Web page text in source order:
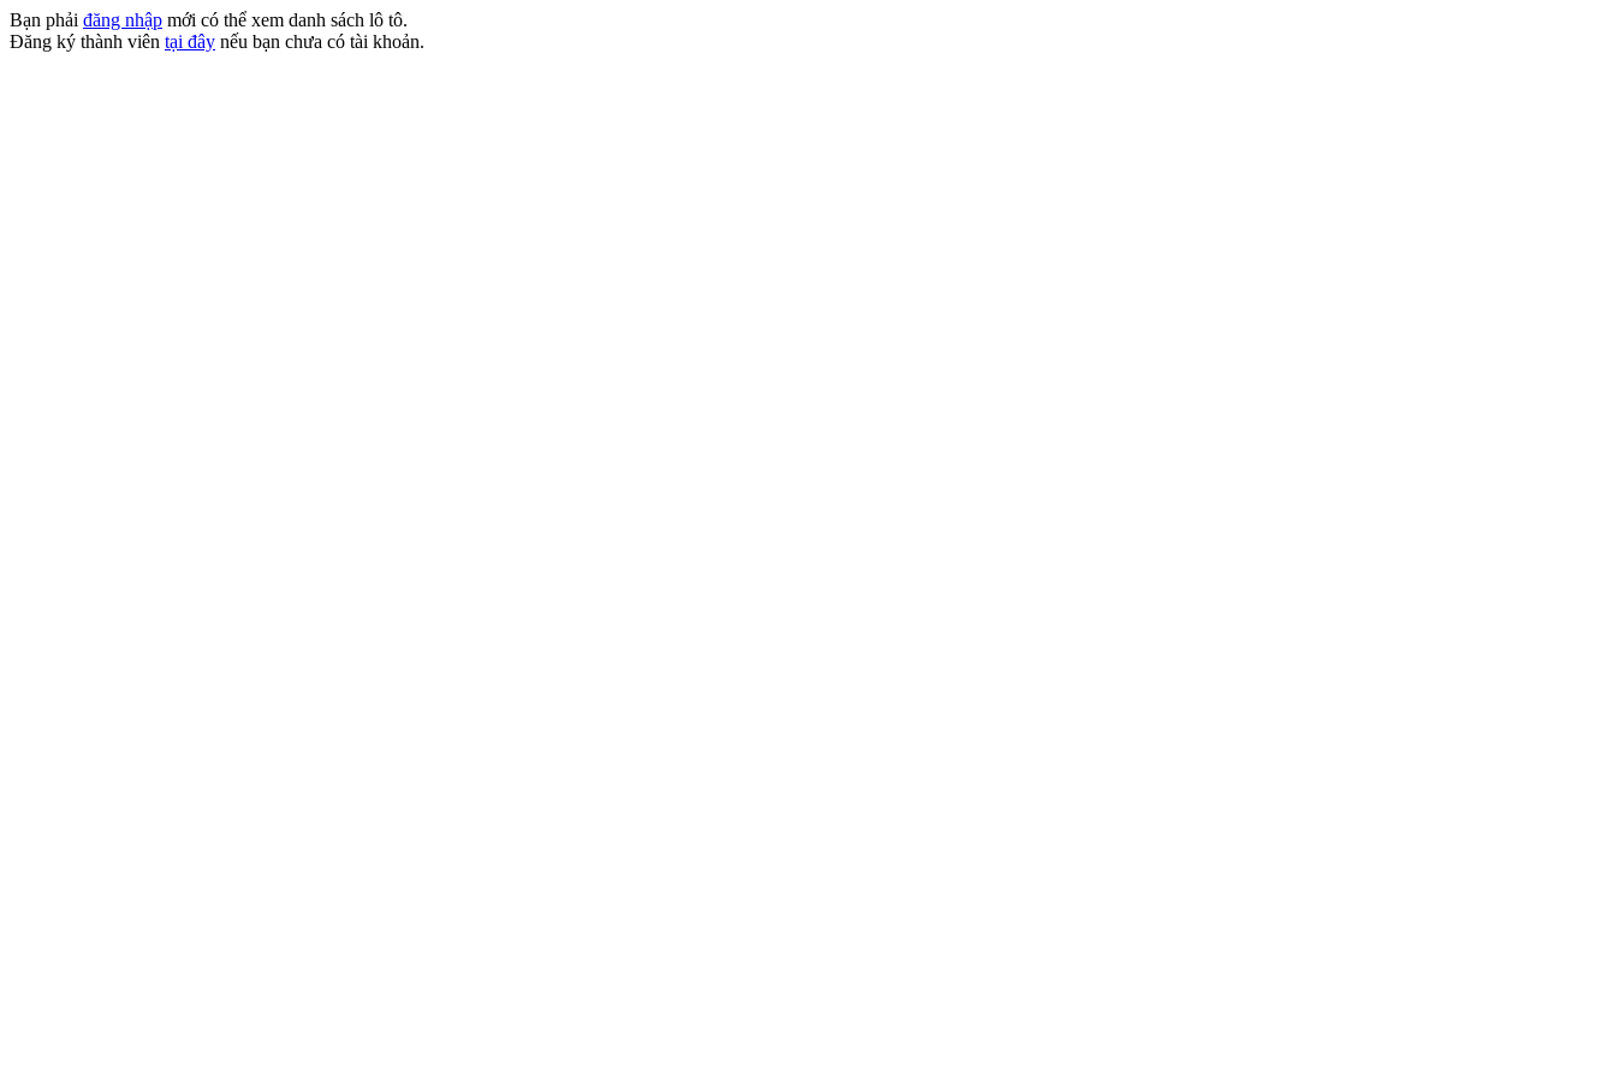
Bạn phải đăng nhập mới có thể xem danh sách lô tô.
Đăng ký thành viên tại đây nếu bạn chưa có tài khoản.